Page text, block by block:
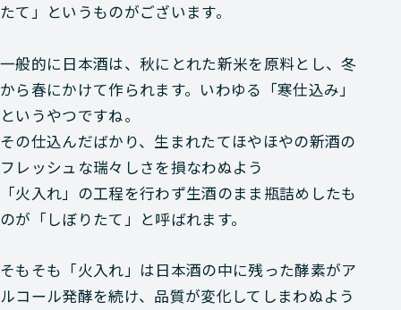
たて」 というものがございます。
一般的に日本酒は、秋にとれた新米を原料とし、冬
から春にかけて作られます。いわゆる 「寒仕込み」
というやつですね。
その仕込んだばかり、生まれたてほやほやの新酒の
フレッシュな瑞々しさを損なわぬよう
「火入れ」の工程を行わず生酒のまま瓶詰めしたも
のが「しぼりたて」と呼ばれます。
そもそも「火入れ」は日本酒の中に残った酵素がア
ルコール発酵を続け、品質が変化してしまわぬよう